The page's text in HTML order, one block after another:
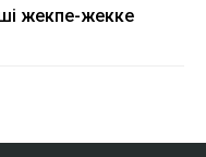
жекпе-жекке